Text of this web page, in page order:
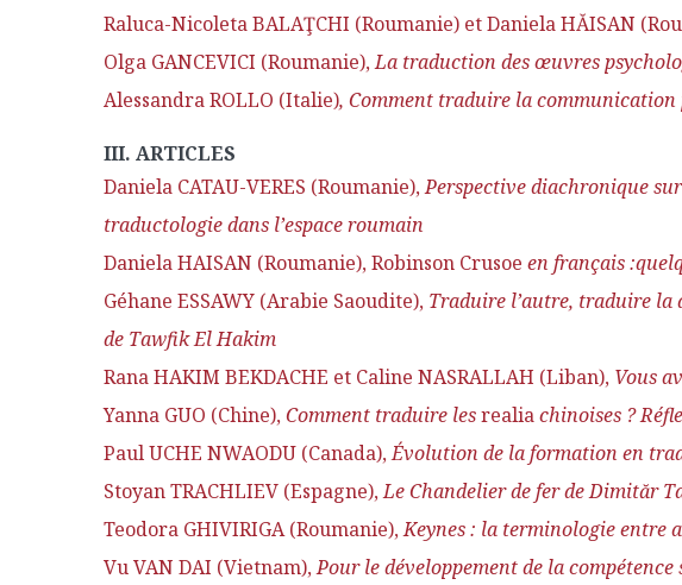
Raluca-Nicoleta BALAŢCHI (Roumanie) et Daniela HĂISAN
Olga GANCEVICI (Roumanie),La traduction des œuvres
Alessandra ROLLO (Italie), Comment traduire la communication
III. ARTICLES
Daniela CATAU-VERES (Roumanie),Perspective diachronique
traductologie dans l’espace roumain
Daniela HAISAN (Roumanie), Robinson Crusoe en français:
Géhane ESSAWY (Arabie Saoudite), Traduire l’autre, traduire la
de Tawfik El Hakim
Rana HAKIM BEKDACHE et Caline NASRALLAH (Liban), Vous
Yanna GUO (Chine),Comment traduire lesrealiachinoises ?
Paul UCHE NWAODU (Canada),Évolution de la formation en
Stoyan TRACHLIEV (Espagne),Le Chandelier de fer de Dimităr
Teodora GHIVIRIGA (Roumanie),Keynes : la terminologie entre
Vu VAN DAI (Vietnam),Pour le développement de la